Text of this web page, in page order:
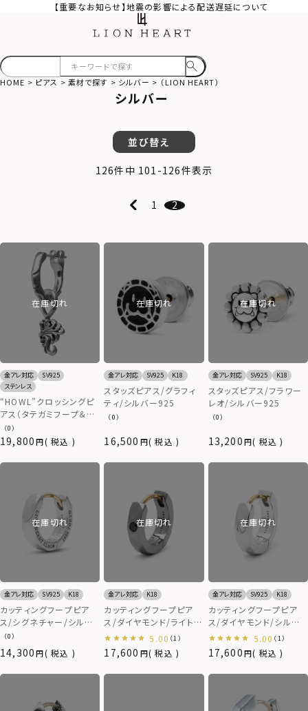
【重要なお知らせ】地震の影響による配送遅延について
HOME ピアス 素材で探す シルバー （LION HEART）
シルバー
並び替え
126件中 101 -126件表示
1 2
在庫切れ
金アレ対応
SV925
ステンレス
“HOWL”クロッシングピ
アス（タテガミフープ＆
HOWLチャーム）/シルバ
ー925
19,800 税込
（0）
在庫切れ
金アレ対応 SV925 K18
スタッズピアス/グラフィ
ティ/シルバー925
16,500 税込
（0）
在庫切れ
金アレ対応 SV925 K18
スタッズピアス/フラワー
レオ/シルバー925
13,200 税込
（0）
在庫切れ
金アレ対応 SV925 K18
カッティングフープピア
ス/シグネチャー/シルバ
ー925
14,300 税込
（0）
在庫切れ
金アレ対応 K18
カッティングフープピア
ス/ダイヤモンド/ライトブ
ラック/シルバー925
17,600 税込
5.00 （1）
在庫切れ
金アレ対応 SV925 K18
カッティングフープピア
ス/ダイヤモンド/シルバ
ー/シルバー925
17,600 税込
5.00 （1）